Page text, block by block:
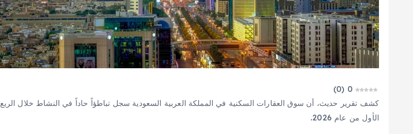
0
(
0
)
كشف تقرير حديث، أن سوق العقارات السكنية في المملكة العربية السعودية سجل تباطؤاً حاداً في النشاط خلال الربع
الأول من عام 2026.